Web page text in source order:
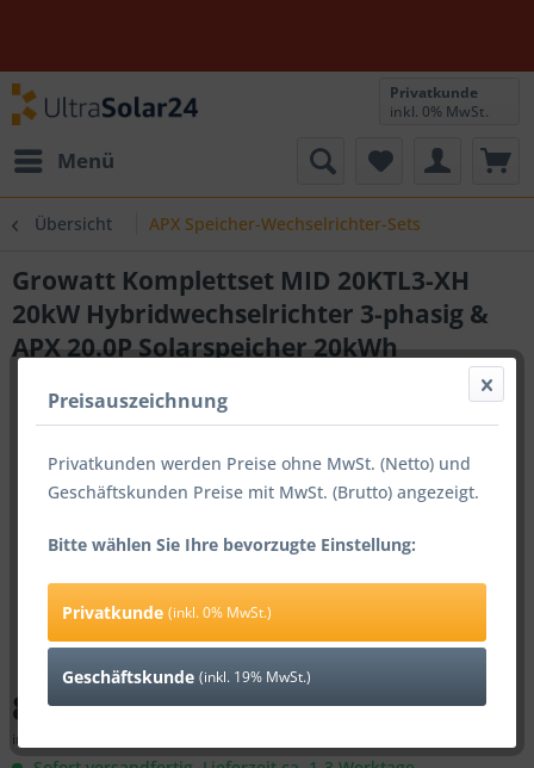
Menü
Privatkunde
inkl. 0% MwSt.
Übersicht APX Speicher-Wechselrichter-Sets
Growatt Komplettset MID 20KTL3-XH
20kW Hybridwechselrichter 3-phasig &
APX 20.0P Solarspeicher 20kWh
8.299,00 € *
inkl. 0% MwSt.
Preisauszeichnung
Privatkunden werden Preise ohne MwSt. (Netto) und
Geschäftskunden Preise mit MwSt. (Brutto) angezeigt.
Bitte wählen Sie Ihre bevorzugte Einstellung:
Privatkunde (inkl. 0% MwSt.)
Geschäftskunde (inkl. 19% MwSt.)